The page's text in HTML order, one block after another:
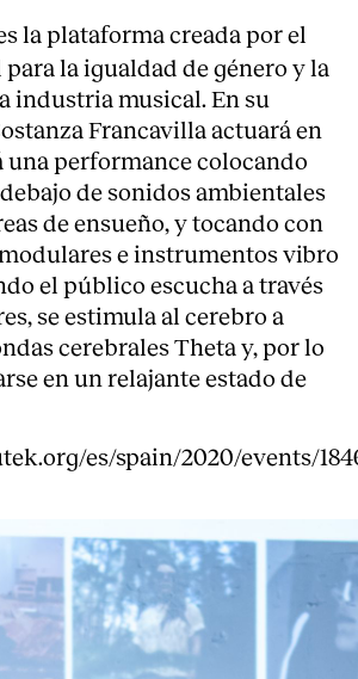
la plataforma creada por el
la igualdad de género y la
industria musical. En su
Francavilla actuará en
performance colocando
de sonidos ambientales
de ensueño, y tocando con
e instrumentos vibro
el público escucha a través
se estimula al cerebro a
cerebrales Theta y, por lo
en un relajante estado de
es/spain/2020/events/